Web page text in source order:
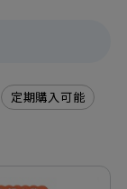
定期購入可能